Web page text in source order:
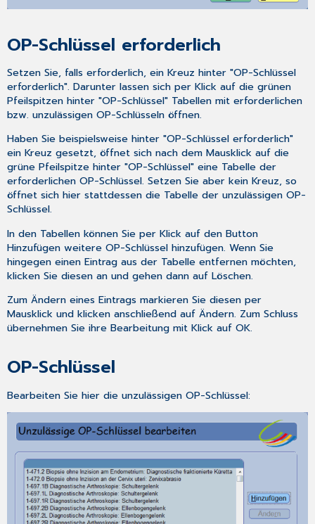
OP-Schlüssel erforderlich
Setzen Sie, falls erforderlich, ein Kreuz hinter "OP-Schlüssel
erforderlich". Darunter lassen sich per Klick auf die grünen
Pfeilspitzen hinter "OP-Schlüssel" Tabellen mit erforderlichen
bzw. unzulässigen OP-Schlüsseln öffnen.
Haben Sie beispielsweise hinter "OP-Schlüssel erforderlich"
ein Kreuz gesetzt, öffnet sich nach dem Mausklick auf die
grüne Pfeilspitze hinter "OP-Schlüssel" eine Tabelle der
erforderlichen OP-Schlüssel. Setzen Sie aber kein Kreuz, so
öffnet sich hier stattdessen die Tabelle der unzulässigen OP-
Schlüssel.
In den Tabellen können Sie per Klick auf den Button
Hinzufügen weitere OP-Schlüssel hinzufügen. Wenn Sie
hingegen einen Eintrag aus der Tabelle entfernen möchten,
klicken Sie diesen an und gehen dann aufLöschen.
Zum Ändern eines Eintrags markieren Sie diesen per
Mausklick und klicken anschließend aufÄndern. Zum Schluss
übernehmen Sie ihre Bearbeitung mit Klick aufOK.
OP-Schlüssel
Bearbeiten Sie hier die unzulässigen OP-Schlüssel: